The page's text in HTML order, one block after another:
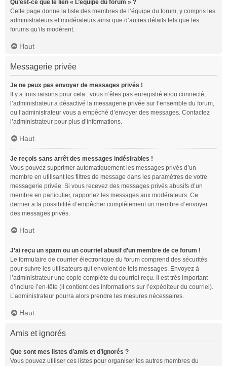
Qu’est-ce que le lien « L’équipe du forum » ?
Cette page donne la liste des membres de l’équipe du forum, y compris les
administrateurs et modérateurs ainsi que d’autres détails tels que les
forums qu’ils modèrent.
Haut
Messagerie privée
Je ne peux pas envoyer de messages privés !
Il y a trois raisons pour cela : vous n’êtes pas enregistré et/ou connecté,
l’administrateur a désactivé la messagerie privée sur l’ensemble du forum,
ou l’administrateur vous a empêché d’envoyer des messages. Contactez
l’administrateur pour plus d’informations.
Haut
Je reçois sans arrêt des messages indésirables !
Vous pouvez supprimer automatiquement les messages privés d’un
membre en utilisant les filtres de message dans les paramètres de votre
messagerie privée. Si vous recevez des messages privés abusifs d’un
membre en particulier, rapportez les messages aux modérateurs. Ce
dernier a la possibilité d’empêcher complètement un membre d’envoyer
des messages privés.
Haut
J’ai reçu un spam ou un courriel abusif d’un membre de ce forum !
Le formulaire de courrier électronique du forum comprend des sécurités
pour suivre les utilisateurs qui envoient de tels messages. Envoyez à
l’administrateur une copie complète du courriel reçu. Il est très important
d’inclure l’en-tête (il contient des informations sur l’expéditeur du courriel).
L’administrateur pourra alors prendre les mesures nécessaires.
Haut
Amis et ignorés
Que sont mes listes d’amis et d’ignorés ?
Vous pouvez utiliser ces listes pour organiser les autres membres du